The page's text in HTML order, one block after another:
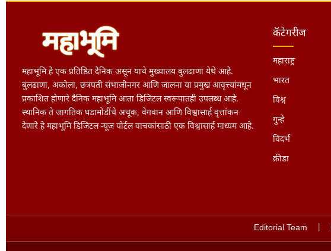
महाभूमि हे एक प्रतिष्ठित दैनिक असून याचे मुख्यालय बुलढाणा येथे आहे.
बुलढाणा, अकोला, छत्रपती संभाजीनगर आणि जालना या प्रमुख आवृत्त्यांमधून
प्रकाशित होणारे दैनिक महाभूमि आता डिजिटल स्वरूपातही उपलब्ध आहे.
स्थानिक ते जागतिक घडामोडींचे अचूक, वेगवान आणि विश्वासार्ह वृत्तांकन
देणारे हे महाभूमि डिजिटल न्यूज पोर्टल वाचकांसाठी एक विश्वासार्ह माध्यम आहे.
कॅटेगरीज
महाराष्ट्र
भारत
विश्व
गुन्हे
विदर्भ
क्रीडा
Editorial Team